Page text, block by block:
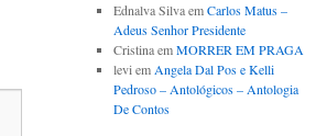
Ednalva SilvaemCarlos Matus –
Adeus Senhor Presidente
CristinaemMORRER EM PRAGA
levi em Angela Dal Pos e Kelli
Pedroso – Antológicos – Antologia
De Contos